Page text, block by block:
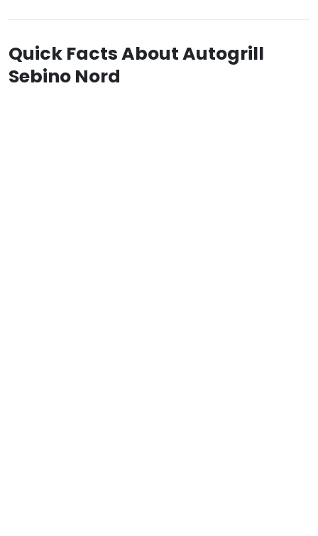
Quick Facts About Autogrill
Sebino Nord